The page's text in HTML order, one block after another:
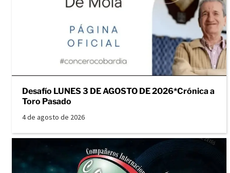
Desafío LUNES 3 DE AGOSTO DE 2026*Crónica a
Toro Pasado
4 de agosto de 2026